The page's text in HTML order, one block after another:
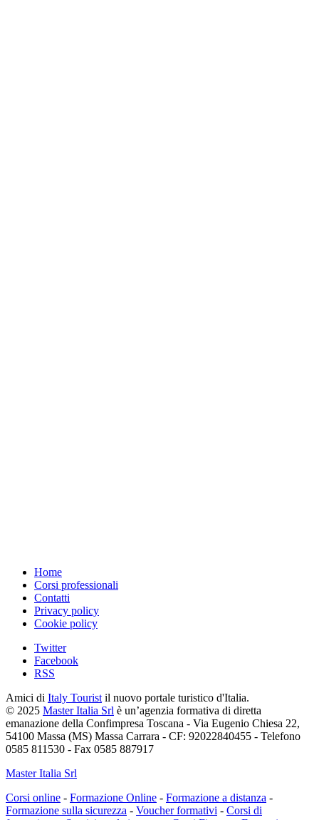
Home
Corsi professionali
Contatti
Privacy policy
Cookie policy
Twitter
Facebook
RSS
Amici di Italy Tourist il nuovo portale turistico d'Italia.
© 2025 Master Italia Srl è un’agenzia formativa di diretta
emanazione della Confimpresa Toscana - Via Eugenio Chiesa 22,
54100 Massa (MS) Massa Carrara - CF: 92022840455 - Telefono
0585 811530 - Fax 0585 887917
Master Italia Srl
Corsi online - Formazione Online - Formazione a distanza -
Formazione sulla sicurezza - Voucher formativi - Corsi di